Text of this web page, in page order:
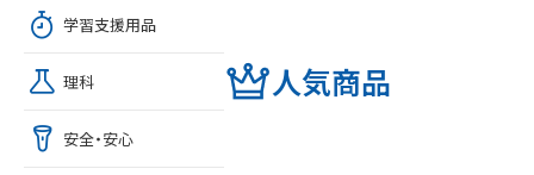
人気商品
学習支援用品
理科
安全・安心